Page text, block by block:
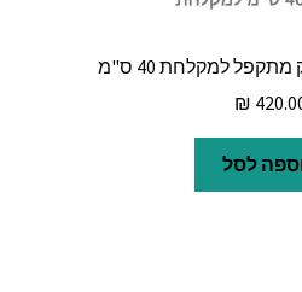
למקלחת 40 ס"מ
₪
לסל